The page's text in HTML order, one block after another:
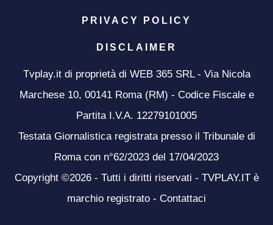
PRIVACY POLICY
DISCLAIMER
Tvplay.it di proprietà di WEB 365 SRL - Via Nicola
Marchese 10, 00141 Roma (RM) - Codice Fiscale e
Partita I.V.A. 12279101005
Testata Giornalistica registrata presso il Tribunale di
Roma con n°62/2023 del 17/04/2023
Copyright ©2026 - Tutti i diritti riservati - TVPLAY.IT è
marchio registrato - Contattaci